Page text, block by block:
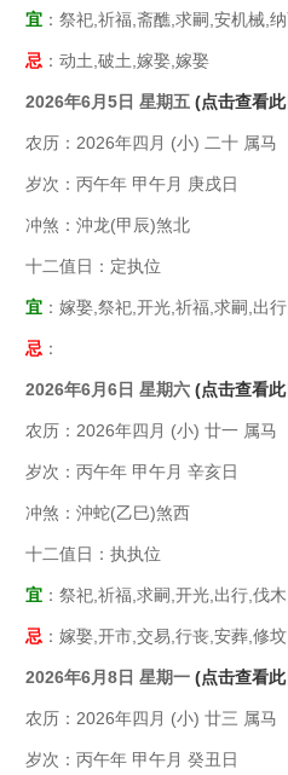
宜 ：祭祀,祈福,斋醮,求嗣,安机械,
忌 ：动土,破土,嫁娶,嫁娶
2026年6月5日 星期五 (点击查看
农历：2026年四月 (小) 二十 属马
岁次：丙午年 甲午月 庚戌日
冲煞：沖龙(甲辰)煞北
十二值日：定执位
宜 ：嫁娶,祭祀,开光,祈福,求嗣,出
忌 ：
2026年6月6日 星期六 (点击查看
农历：2026年四月 (小) 廿一 属马
岁次：丙午年 甲午月 辛亥日
冲煞：沖蛇(乙巳)煞西
十二值日：执执位
宜 ：祭祀,祈福,求嗣,开光,出行,伐
忌 ：嫁娶,开市,交易,行丧,安葬,修坟
2026年6月8日 星期一 (点击查看
农历：2026年四月 (小) 廿三 属马
岁次：丙午年 甲午月 癸丑日